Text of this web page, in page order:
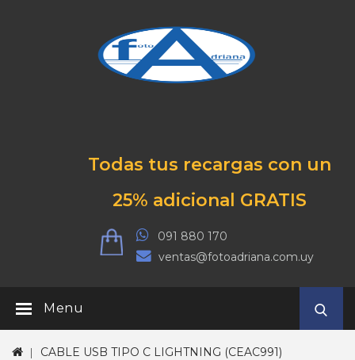
Todas tus recargas con un
25% adicional GRATIS
091 880 170
ventas@fotoadriana.com.uy
Menu
CABLE USB TIPO C LIGHTNING (CEAC991)